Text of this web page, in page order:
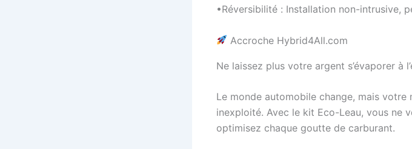
•Réversibilité : Installation non-intrusive,
Accroche Hybrid4All.com
Ne laissez plus votre argent s’évaporer à
Le monde automobile change, mais
inexploité. Avec le kit Eco-Leau, vous ne
optimisez chaque goutte de carburant.